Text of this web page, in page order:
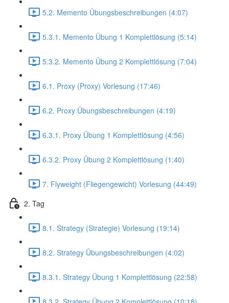
5.2. Memento Übungsbeschreibungen (4:07)
5.3.1. Memento Übung 1 Komplettlösung (5:14)
5.3.2. Memento Übung 2 Komplettlösung (7:04)
6.1. Proxy (Proxy) Vorlesung (17:46)
6.2. Proxy Übungsbeschreibungen (4:19)
6.3.1. Proxy Übung 1 Komplettlösung (4:56)
6.3.2. Proxy Übung 2 Komplettlösung (1:40)
7. Flyweight (Fliegengewicht) Vorlesung (44:49)
2. Tag
8.1. Strategy (Strategie) Vorlesung (19:14)
8.2. Strategy Übungsbeschreibungen (4:02)
8.3.1. Strategy Übung 1 Komplettlösung (22:58)